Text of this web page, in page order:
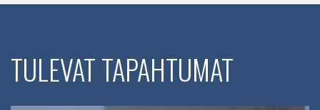
TULEVAT TAPAHTUMAT